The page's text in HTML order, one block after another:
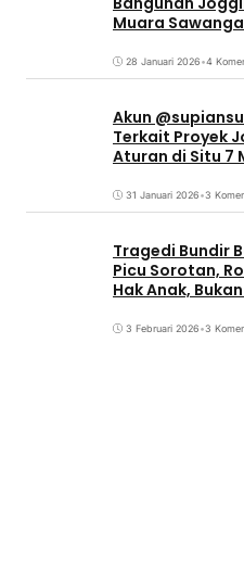
Muara
28 Januari 2026•4
Akun
Terkait Proyek
Aturan di Situ 7
31 Januari 2026•3
Tragedi Bundir
Picu Sorotan,
Hak Anak,
3 Februari 2026•3